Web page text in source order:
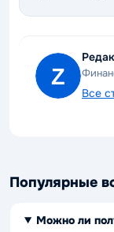
Все
Популярные
Можно ли